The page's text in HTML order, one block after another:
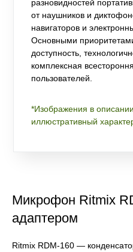
разновидностей
от наушников и
навигаторов и
Основными
доступность,
комплексная
пользователей.
*Изображения в
иллюстративный
Микрофон Ritmix
адаптером
Ritmix RDM-160 —